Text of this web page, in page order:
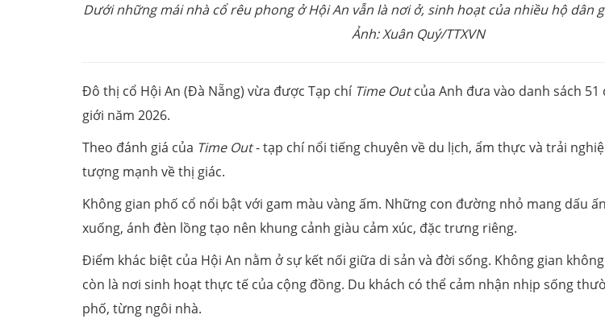
Dưới những mái nhà cổ rêu phong ở Hội An vẫn là nơi ở, sinh hoạt của nhiều hộ dân
Ảnh: Xuân Quý/TTXVN
Đô thị cổ Hội An (Đà Nẵng) vừa được Tạp chí Time Outcủa Anh đưa vào danh sách
giới năm 2026.
Theo đánh giá của Time Out- tạp chí nổi tiếng chuyên về du lịch, ẩm thực và trải
tượng mạnh về thị giác.
Không gian phố cổ nổi bật với gam màu vàng ấm. Những con đường nhỏ mang dấu
xuống, ánh đèn lồng tạo nên khung cảnh giàu cảm xúc, đặc trưng riêng.
Điểm khác biệt của Hội An nằm ở sự kết nối giữa di sản và đời sống. Không gian
còn là nơi sinh hoạt thực tế của cộng đồng. Du khách có thể cảm nhận nhịp sống
phố, từng ngôi nhà.